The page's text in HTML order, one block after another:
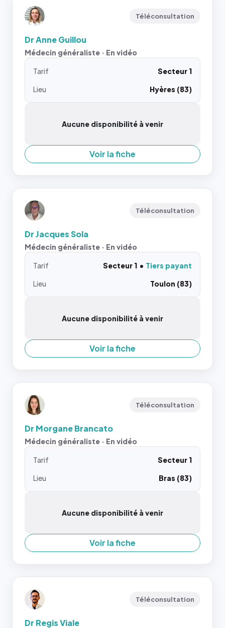
Téléconsultation
Dr Anne Guillou
Médecin généraliste · En vidéo
Tarif
Secteur 1
Lieu
Hyères (83)
Aucune disponibilité à venir
Voir la fiche
Téléconsultation
Dr Jacques Sola
Médecin généraliste · En vidéo
Tarif Secteur 1
Tiers payant
Lieu
Toulon (83)
Aucune disponibilité à venir
Voir la fiche
Téléconsultation
Dr Morgane Brancato
Médecin généraliste · En vidéo
Tarif
Secteur 1
Lieu
Bras (83)
Aucune disponibilité à venir
Voir la fiche
Téléconsultation
Dr Regis Viale